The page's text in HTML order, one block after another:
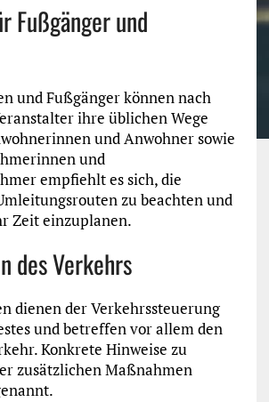
Fußgänger und
und Fußgänger können nach
ihre üblichen Wege
und Anwohner sowie
und
empfiehlt es sich, die
zu beachten und
Zeit einzuplanen.
des Verkehrs
dienen der Verkehrssteuerung
und betreffen vor allem den
Konkrete Hinweise zu
zusätzlichen Maßnahmen